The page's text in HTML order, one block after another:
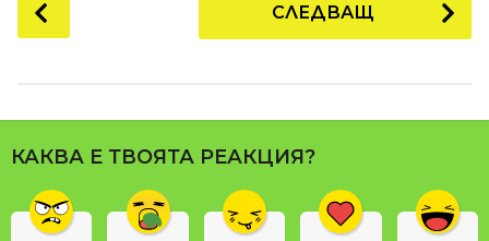
и
п
е
o
P
a
g
n
СЛЕДВАЩ
КАКВА Е ТВОЯТА РЕАКЦИЯ?